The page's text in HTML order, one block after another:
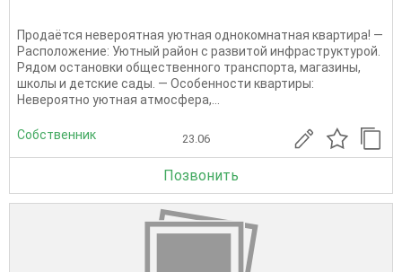
Продаётся невероятная уютная однокомнатная квартира! —
Расположение: Уютный район с развитой инфраструктурой.
Рядом остановки общественного транспорта, магазины,
школы и детские сады. — Особенности квартиры:
Невероятно уютная атмосфера,...
Собственник 23.06
Позвонить